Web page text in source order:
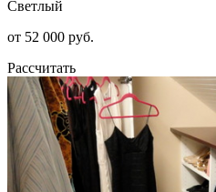
Светлый
от 52 000 руб.
Рассчитать